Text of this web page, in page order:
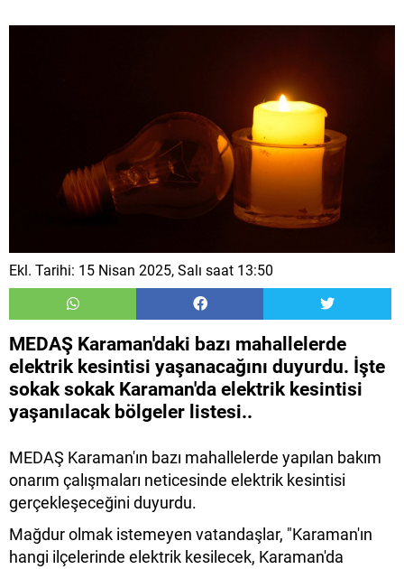
Ekl. Tarihi: 15 Nisan 2025, Salı saat 13:50
MEDAŞ Karaman'daki bazı mahallelerde
elektrik kesintisi yaşanacağını duyurdu. İşte
sokak sokak Karaman'da elektrik kesintisi
yaşanılacak bölgeler listesi..
MEDAŞ Karaman'ın bazı mahallelerde yapılan bakım
onarım çalışmaları neticesinde elektrik kesintisi
gerçekleşeceğini duyurdu.
Mağdur olmak istemeyen vatandaşlar, "Karaman'ın
hangi ilçelerinde elektrik kesilecek, Karaman'da